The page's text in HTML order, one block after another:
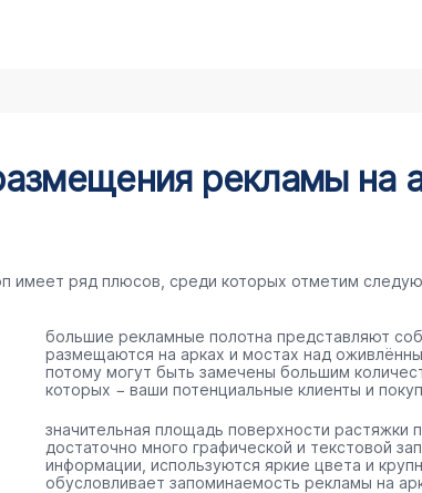
рекламы на
имеет ряд плюсов, среди которых отметим
большие рекламные полотна представляют
размещаются на арках и мостах над
потому могут быть замечены большим
которых − ваши потенциальные клиенты и
значительная площадь поверхности растяжки
достаточно много графической и текстовой
информации, используются яркие цвета и
обусловливает запоминаемость рекламы на